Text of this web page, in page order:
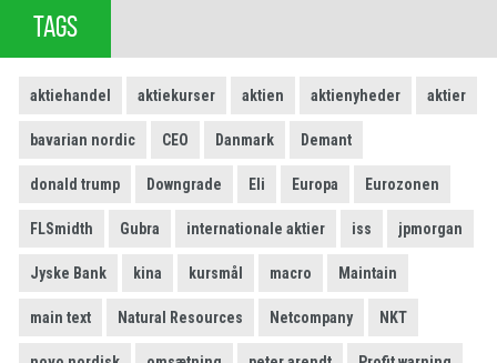
TAGS
aktiehandel aktiekurser aktien aktienyheder aktier
bavarian nordic CEO Danmark Demant
donald trump Downgrade Eli Europa Eurozonen
FLSmidth Gubra internationale aktier iss jpmorgan
Jyske Bank kina kursmål macro Maintain
main text Natural Resources Netcompany NKT